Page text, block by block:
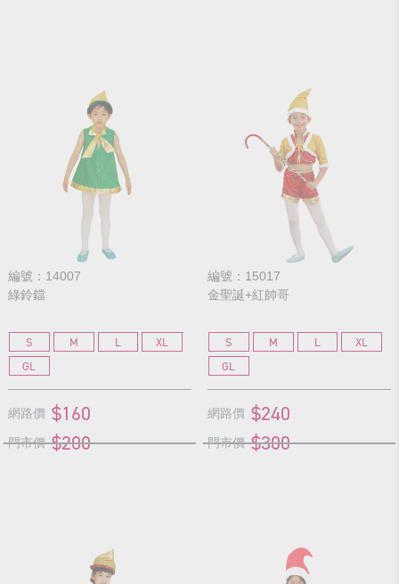
編號：14007
綠鈴鐺
S M L
XL
GL
網路價 $160
門市價 $200
編號：15017
金聖誕+紅帥哥
S M L
XL
GL
網路價 $240
門市價 $300